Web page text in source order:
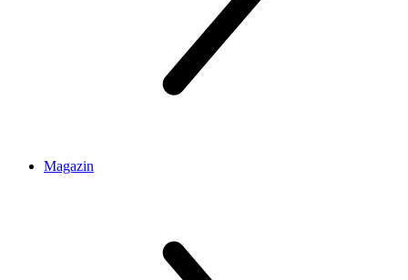
Magazin